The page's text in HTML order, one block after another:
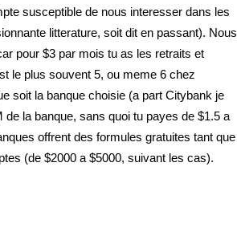
susceptible de nous interesser dans les
litterature, soit dit en passant). Nous
pour $3 par mois tu as les retraits et
le plus souvent 5, ou meme 6 chez
soit la banque choisie (a part Citybank je
la banque, sans quoi tu payes de $1.5 a
offrent des formules gratuites tant que
(de $2000 a $5000, suivant les cas).